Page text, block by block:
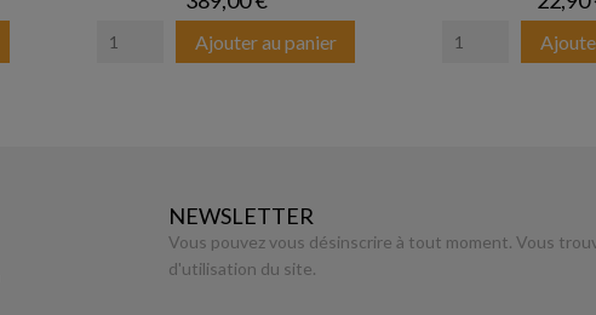
Ajouter au panier
NEWSLETTER
Vous pouvez vous désinscrire à tout moment. Vous
d'utilisation du site.